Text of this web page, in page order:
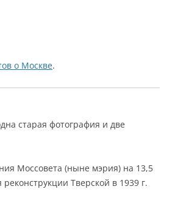
о Москве.
старая фотография и две
Моссовета (ныне мэрия) на 13,5
Тверской в 1939 г.